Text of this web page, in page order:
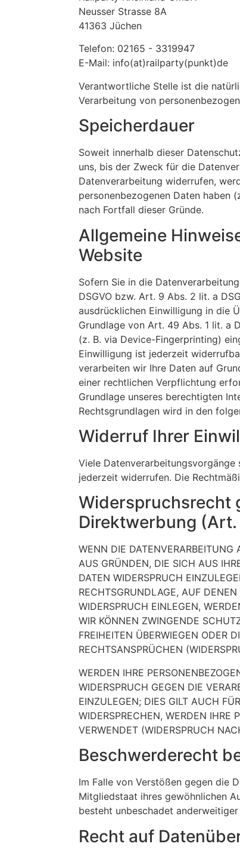
Neusser Strasse 8A
41363 Jüchen
Telefon: 02165 - 3319947
E-Mail: info(at)railparty(punkt)de
Verantwortliche Stelle ist die
Verarbeitung von
Speicherdauer
Soweit innerhalb dieser
uns, bis der Zweck für die
Datenverarbeitung widerrufen,
personenbezogenen Daten haben
nach Fortfall dieser Gründe.
Allgemeine
Website
Sofern Sie in die
DSGVO bzw. Art. 9 Abs. 2 lit. a
ausdrücklichen Einwilligung in die
Grundlage von Art. 49 Abs. 1 lit. a
(z. B. via Device-Fingerprinting)
Einwilligung ist jederzeit
verarbeiten wir Ihre Daten auf
einer rechtlichen Verpflichtung
Grundlage unseres berechtigten
Rechtsgrundlagen wird in den
Widerruf Ihrer
Viele
jederzeit widerrufen. Die
Widerspruchsrecht
Direktwerbung (Art.
WENN DIE DATENVERARBEITUNG
AUS GRÜNDEN, DIE SICH AUS
DATEN WIDERSPRUCH
RECHTSGRUNDLAGE, AUF
WIDERSPRUCH EINLEGEN,
WIR KÖNNEN ZWINGENDE
FREIHEITEN ÜBERWIEGEN ODER
RECHTSANSPRÜCHEN
WERDEN IHRE
WIDERSPRUCH GEGEN DIE
EINZULEGEN; DIES GILT AUCH
WIDERSPRECHEN, WERDEN IHRE
VERWENDET (WIDERSPRUCH
Beschwerde­recht
Im Falle von Verstößen gegen die
Mitgliedstaat ihres gewöhnlichen
besteht unbeschadet
Recht auf